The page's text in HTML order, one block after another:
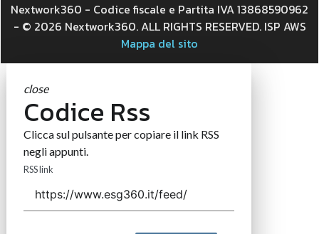
Nextwork360 - Codice fiscale e Partita IVA 13868590962
- © 2026 Nextwork360. ALL RIGHTS RESERVED. ISP AWS
Mappa del sito
close
Codice Rss
Clicca sul pulsante per copiare il link RSS
negli appunti.
RSS link